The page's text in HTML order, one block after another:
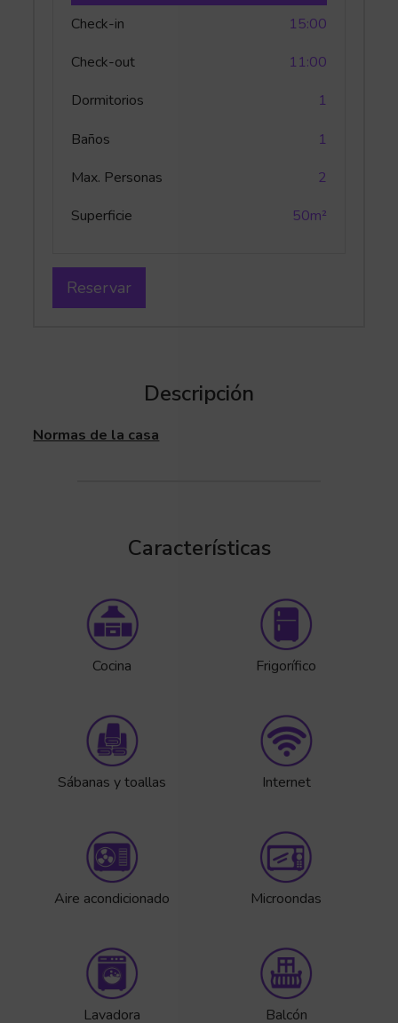
Check-in
15:00
Check-out
11:00
Dormitorios
1
Baños
1
Max. Personas
2
Superficie
50m²
Reservar
Descripción
Normas de la casa
Características
Cocina Frigorífico
Sábanas y toallas Internet
Aire acondicionado Microondas
Lavadora Balcón